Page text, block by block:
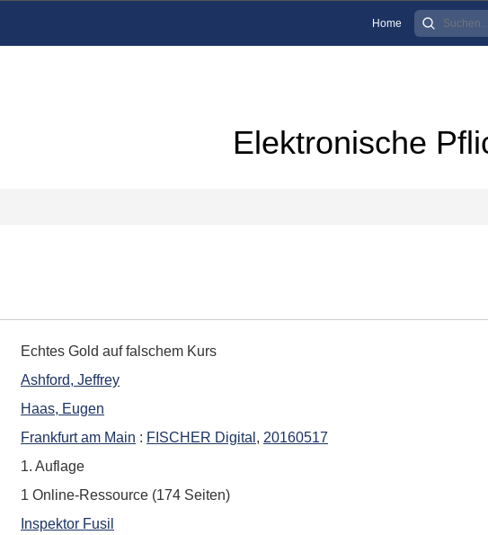
Home
Elektronische
Echtes Gold auf falschem Kurs
Ashford, Jeffrey
Haas, Eugen
Frankfurt am Main : FISCHER Digital , 20160517
1. Auflage
1 Online-Ressource (174 Seiten)
Inspektor Fusil